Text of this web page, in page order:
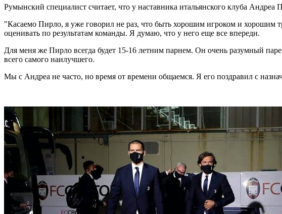
Румынский специалист считает, что у наставника итальянского клуба
"Касаемо Пирло, я уже говорил не раз, что быть хорошим игроком и хорошим
оценивать по результатам команды. Я думаю, что у него еще все впереди.
Для меня же Пирло всегда будет 15-16 летним парнем. Он очень разумный
всего самого наилучшего.
Мы с Андреа не часто, но время от времени общаемся. Я его поздравил с